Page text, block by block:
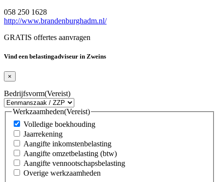
058 250 1628
http://www.brandenburghadm.nl/
GRATIS offertes aanvragen
Vind een belastingadviseur in Zweins
×
Bedrijfsvorm(Vereist)
Werkzaamheden(Vereist)
Volledige boekhouding
Jaarrekening
Aangifte inkomstenbelasting
Aangifte omzetbelasting (btw)
Aangifte vennootschapsbelasting
Overige werkzaamheden